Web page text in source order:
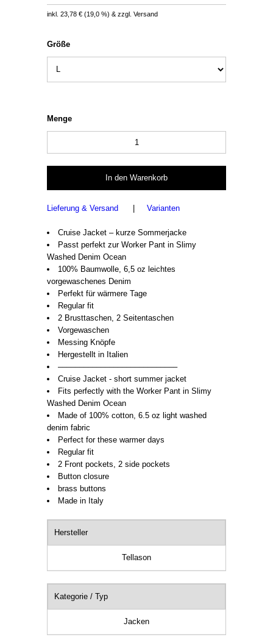
inkl.23,78 € (19,0 %) & zzgl. Versand
Größe
Menge
Lieferung & Versand | Varianten
Cruise Jacket – kurze Sommerjacke
Passt perfekt zur Worker Pant in Slimy
Washed Denim Ocean
100% Baumwolle, 6,5 oz leichtes
vorgewaschenes Denim
Perfekt für wärmere Tage
Regular fit
2 Brusttaschen, 2 Seitentaschen
Vorgewaschen
Messing Knöpfe
Hergestellt in Italien
––––––––––––––––––––––––––––
Cruise Jacket - short summer jacket
Fits perfectly with the Worker Pant in Slimy
Washed Denim Ocean
Made of 100% cotton, 6.5 oz light washed
denim fabric
Perfect for these warmer days
Regular fit
2 Front pockets, 2 side pockets
Button closure
brass buttons
Made in Italy
Hersteller
Tellason
Kategorie / Typ
Jacken